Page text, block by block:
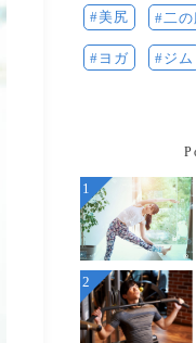
美尻 二
ヨガ ジム